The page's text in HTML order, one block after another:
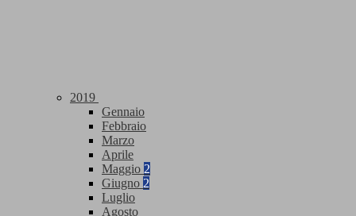
2019
Gennaio
Febbraio
Marzo
Aprile
Maggio 2
Giugno 2
Luglio
Agosto